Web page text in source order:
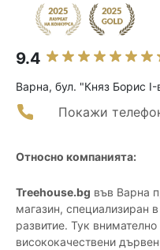
9.4
Варна, бул. "Княз Борис I-
Покажи
Относно компанията:
Treehouse.bg във Варна
магазин, специализиран
развитие. Тук
висококачествени